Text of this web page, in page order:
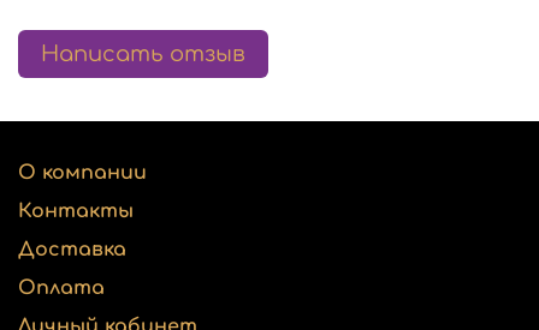
Написать отзыв
О компании
Контакты
Доставка
Оплата